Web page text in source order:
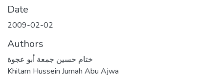
Date
2009-02-02
Authors
ختام حسين جمعة أبو عجوة
Khitam Hussein Jumah Abu Ajwa